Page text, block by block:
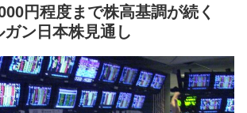
円程度まで株高基調が続く
ン日本株見通し